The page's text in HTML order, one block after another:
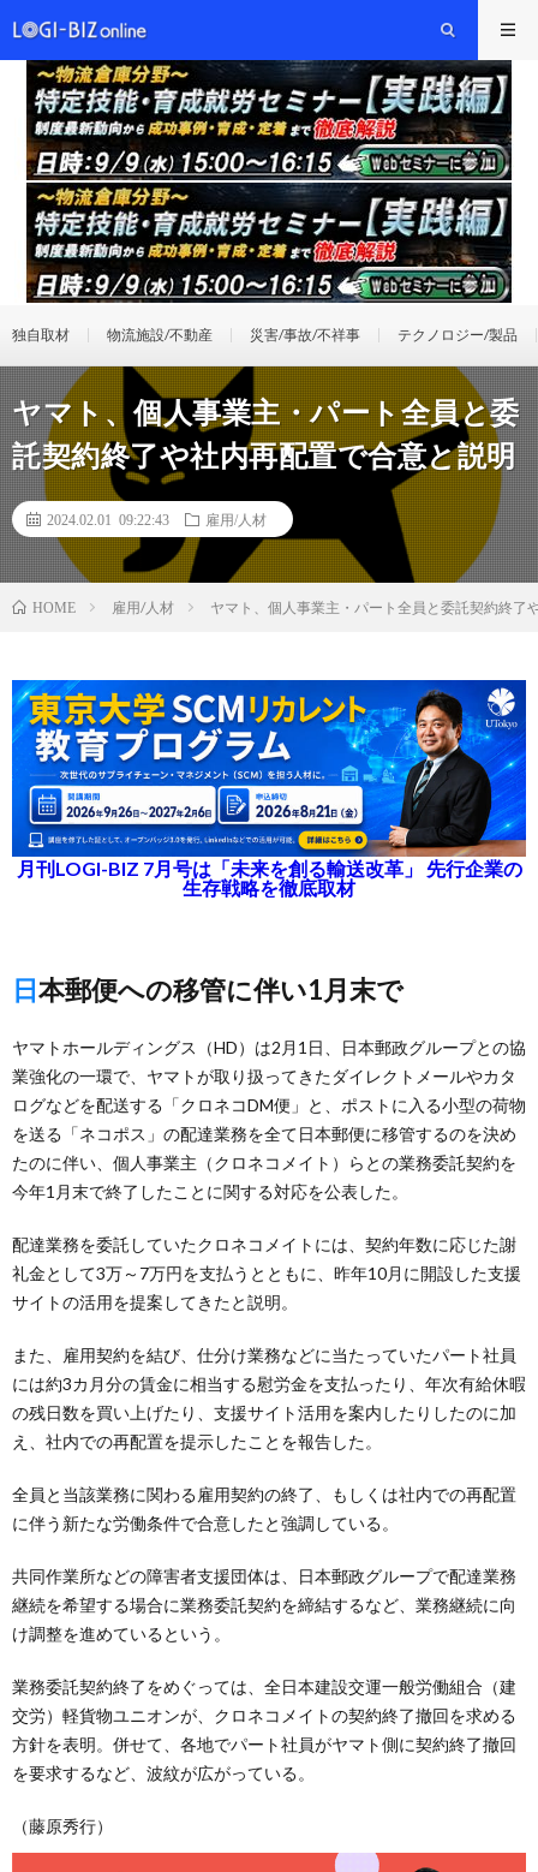
独自取材 物流施設/不動産 災害/事故/不祥事 テクノロジー/製品
ヤマト、個人事業主・パート全員と委
託契約終了や社内再配置で合意と説明
2024.02.01 09:22:43 雇用/人材
HOME 雇用/人材 ヤマト、個人事業主・パート全員と委託契約終了
月刊LOGI-BIZ 7月号は「未来を創る輸送改革」 先行企業の
生存戦略を徹底取材
日本郵便への移管に伴い1月末で
ヤマトホールディングス（HD）は2月1日、日本郵政グループとの協
業強化の一環で、ヤマトが取り扱ってきたダイレクトメールやカタ
ログなどを配送する「クロネコDM便」と、ポストに入る小型の荷物
を送る「ネコポス」の配達業務を全て日本郵便に移管するのを決め
たのに伴い、個人事業主（クロネコメイト）らとの業務委託契約を
今年1月末で終了したことに関する対応を公表した。
配達業務を委託していたクロネコメイトには、契約年数に応じた謝
礼金として3万～7万円を支払うとともに、昨年10月に開設した支援
サイトの活用を提案してきたと説明。
また、雇用契約を結び、仕分け業務などに当たっていたパート社員
には約3カ月分の賃金に相当する慰労金を支払ったり、年次有給休暇
の残日数を買い上げたり、支援サイト活用を案内したりしたのに加
え、社内での再配置を提示したことを報告した。
全員と当該業務に関わる雇用契約の終了、もしくは社内での再配置
に伴う新たな労働条件で合意したと強調している。
共同作業所などの障害者支援団体は、日本郵政グループで配達業務
継続を希望する場合に業務委託契約を締結するなど、業務継続に向
け調整を進めているという。
業務委託契約終了をめぐっては、全日本建設交運一般労働組合（建
交労）軽貨物ユニオンが、クロネコメイトの契約終了撤回を求める
方針を表明。併せて、各地でパート社員がヤマト側に契約終了撤回
を要求するなど、波紋が広がっている。
（藤原秀行）